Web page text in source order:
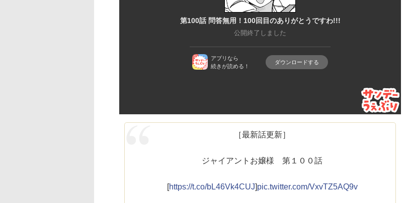
［最新話更新］
ジャイアントお嬢様 第１００話
[https://t.co/bL46Vk4CUJ]pic.twitter.com/VxvTZ5AQ9v